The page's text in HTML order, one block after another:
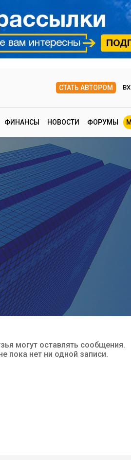
СТАТЬ АВТОРОМ
ФИНАНСЫ НОВОСТИ ФОРУМЫ
могут оставлять сообщения.
пока нет ни одной записи.